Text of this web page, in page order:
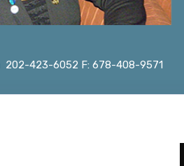
202-423-6052 F: 678-408-9571